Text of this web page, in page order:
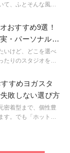
けとなれば幸いで
て、ふとそんな風に
ます。そして同じ
べる内容や取得時
。いったいどんな資
すことができるので
ガインストラクタ
おすすめ9選！
・パーソナルな
いけど、どこを選べ
たりのスタジオを見
めのピラティススタ
すめヨガスタ
敗しない選び方
密着型まで、個性豊
す。でも「ホットヨ